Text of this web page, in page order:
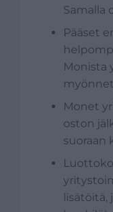
Samalla
Pääset
Monista
Monet
oston
suoraan
lisätöitä,